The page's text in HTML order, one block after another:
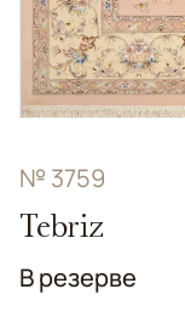
№ 3759
Tebriz
В резерве